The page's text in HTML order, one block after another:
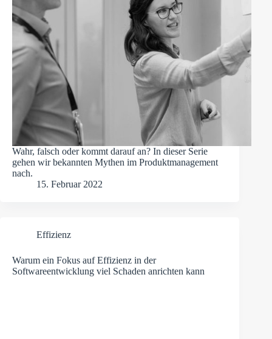
Wahr, falsch oder kommt darauf an? In dieser Serie
gehen wir bekannten Mythen im Produktmanagement
nach.
15. Februar 2022
Effizienz
Warum ein Fokus auf Effizienz in der
Softwareentwicklung viel Schaden anrichten kann